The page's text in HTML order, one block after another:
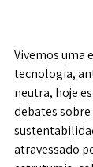
Vivemos uma
tecnologia,
neutra, hoje
debates
atravessado